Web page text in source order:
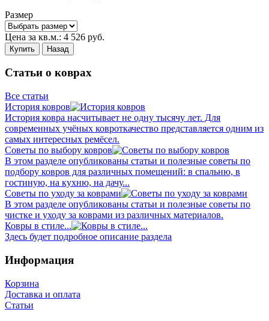
Размер
Цена за кв.м.: 4 526 руб.
Купить Назад
Статьи о коврах
Все статьи
История ковров
История ковра насчитывает не одну тысячу лет. Для
современных учёных ковроткачество представляется одним из
самых интересных ремёсел.
Советы по выбору ковров
В этом разделе опубликованы статьи и полезные советы по
подбору ковров для различных помещений: в спальню, в
гостиную, на кухню, на дачу...
Советы по уходу за коврами
В этом разделе опубликованы статьи и полезные советы по
чистке и уходу за коврами из различных материалов.
Ковры в стиле...
Здесь будет подробное описание раздела
Информация
Корзина
Доставка и оплата
Статьи